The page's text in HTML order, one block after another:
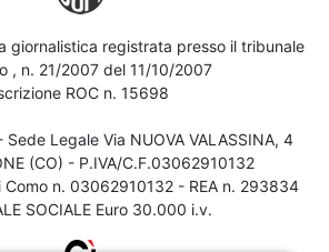
giornalistica registrata presso il tribunale
, n. 21/2007 del 11/10/2007
ROC n. 15698
Sede Legale Via NUOVA VALASSINA, 4
(CO) - P.IVA/C.F.03062910132
Como n. 03062910132 - REA n. 293834
SOCIALE Euro 30.000 i.v.